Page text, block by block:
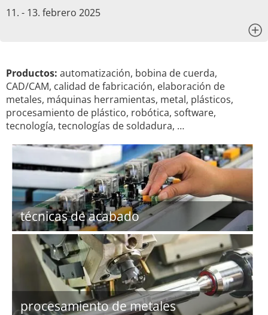
11. - 13. febrero 2025
Productos: automatización, bobina de cuerda,
CAD/CAM, calidad de fabricación, elaboración de
metales, máquinas herramientas, metal, plásticos,
procesamiento de plástico, robótica, software,
tecnología, tecnologías de soldadura, …
técnicas de acabado
procesamiento de metales